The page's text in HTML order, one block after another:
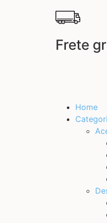
Frete
Home